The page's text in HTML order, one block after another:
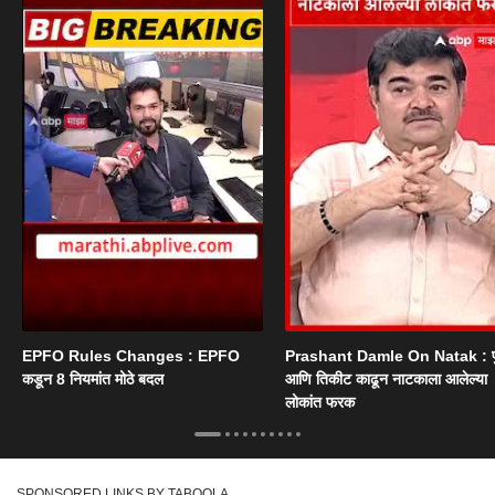
EPFO Rules Changes : EPFO
कडून 8 नियमांत मोठे बदल
Prashant Damle On Natak :
आणि तिकीट काढून नाटकाला आलेल्या
लोकांत फरक